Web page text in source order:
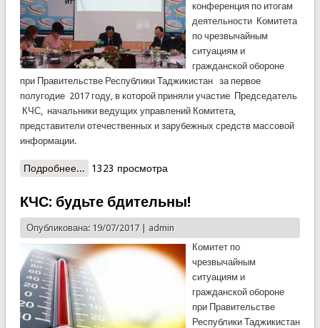
конференция по итогам
деятельности Комитета
по чрезвычайным
ситуациям и
гражданской обороне
при Правительстве Республики Таджикистан за первое
полугодие 2017 году, в которой приняли участие Председатель
КЧС, начальники ведущих управлений Комитета,
представители отечественных и зарубежных средств массовой
информации.
Подробнее... о Пресс-конференция по итогам первого
1323 просмотра
КЧС: будьте бдительны!
Опубликована: 19/07/2017 | admin
Комитет по
чрезвычайным
ситуациям и
гражданской обороне
при Правительстве
Республики Таджикистан